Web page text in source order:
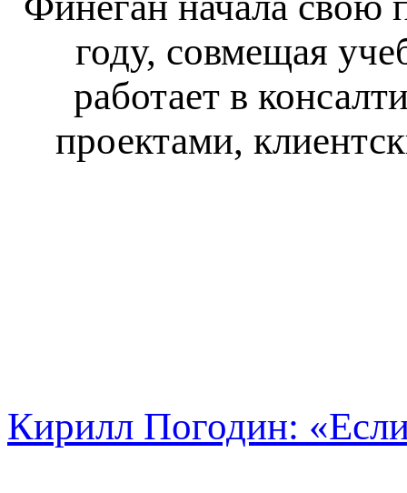
году, совмещая
работает в
проектами,
Кирилл Погодин: